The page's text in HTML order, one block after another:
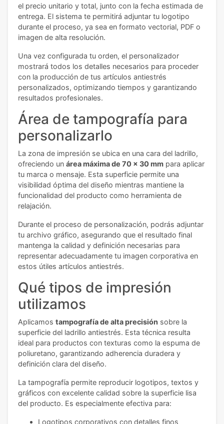
el precio unitario y total, junto con la fecha estimada de
entrega. El sistema te permitirá adjuntar tu logotipo
durante el proceso, ya sea en formato vectorial, PDF o
imagen de alta resolución.
Una vez configurada tu orden, el personalizador
mostrará todos los detalles necesarios para proceder
con la producción de tus artículos antiestrés
personalizados, optimizando tiempos y garantizando
resultados profesionales.
Área de tampografía para
personalizarlo
La zona de impresión se ubica en una cara del ladrillo,
ofreciendo un área máxima de 70 x 30 mm para aplicar
tu marca o mensaje. Esta superficie permite una
visibilidad óptima del diseño mientras mantiene la
funcionalidad del producto como herramienta de
relajación.
Durante el proceso de personalización, podrás adjuntar
tu archivo gráfico, asegurando que el resultado final
mantenga la calidad y definición necesarias para
representar adecuadamente tu imagen corporativa en
estos útiles artículos antiestrés.
Qué tipos de impresión
utilizamos
Aplicamos tampografía de alta precisión sobre la
superficie del ladrillo antiestrés. Esta técnica resulta
ideal para productos con texturas como la espuma de
poliuretano, garantizando adherencia duradera y
definición clara del diseño.
La tampografía permite reproducir logotipos, textos y
gráficos con excelente calidad sobre la superficie lisa
del producto. Es especialmente efectiva para:
Logotipos corporativos con detalles finos